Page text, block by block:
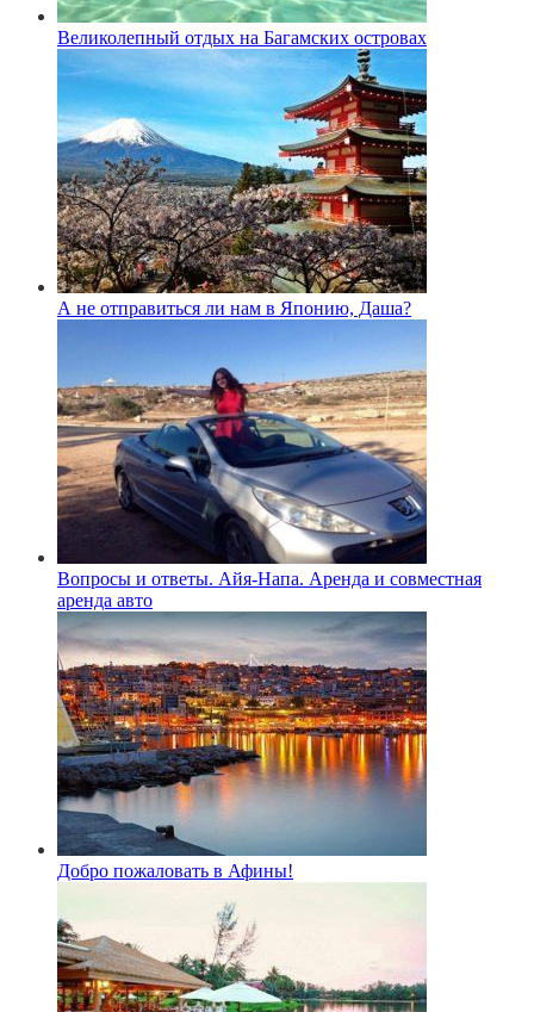
Великолепный отдых на Багамских островах
А не отправиться ли нам в Японию, Даша?
Вопросы и ответы. Айя-Напа. Аренда и совместная
аренда авто
Добро пожаловать в Афины!